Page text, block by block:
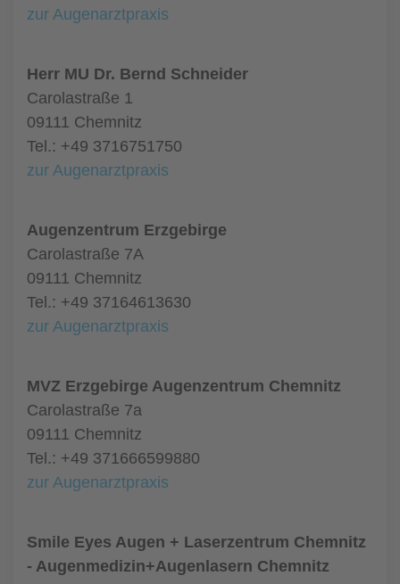
zur Augenarztpraxis
Herr MU Dr. Bernd Schneider
Carolastraße 1
09111 Chemnitz
Tel.: +49 3716751750
zur Augenarztpraxis
Augenzentrum Erzgebirge
Carolastraße 7A
09111 Chemnitz
Tel.: +49 37164613630
zur Augenarztpraxis
MVZ Erzgebirge Augenzentrum Chemnitz
Carolastraße 7a
09111 Chemnitz
Tel.: +49 371666599880
zur Augenarztpraxis
Smile Eyes Augen + Laserzentrum Chemnitz
- Augenmedizin+Augenlasern Chemnitz